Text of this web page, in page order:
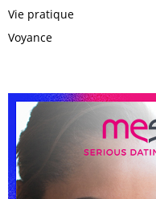
Vie pratique
Voyance